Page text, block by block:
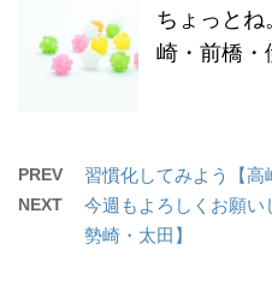
ちょっとね
崎・前橋・
PREV 習慣化してみよう【高
NEXT
今週もよろしくお願い
勢崎・太田】